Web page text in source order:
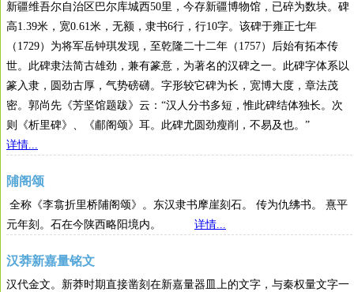
新疆维吾尔自治区巴尔库城西50里，今存新疆博物馆，已碎为数块。碑
高1.39米，宽0.61米，无额，隶书6行，行10字。该碑于雍正七年
（1729）为将军岳钟琪发现，至乾隆二十二年（1757）后始有拓本传
世。此碑隶法简古雄劲，兼有篆意，为著名的汉碑之一。此碑字体系以
篆入隶，圆劲古厚，气势磅礴。字形较它碑为长，宽博大度，章法茂
密。郭尚先《芳坚馆题跋》云：“汉人分书多短，惟此碑结体独长。次
则《析里碑》、《郙阁颂》耳。此碑尤圆劲瘦削，不易及也。”
详情...
陠阁颂
全称《李翕折里桥陠阁颂》。东汉隶书摩崖刻石。 传为仇绋书。 熹平
元年刻。石在今陕西略阳境内。 详情...
汉莽新嘉量铭文
汉代金文。新莽时期直接凿刻在新嘉量器皿上的文字，与秦权量文字一